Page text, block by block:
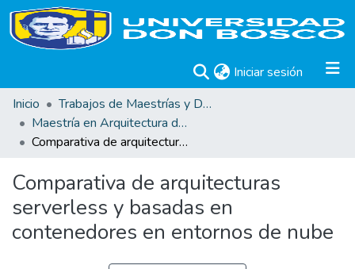
Iniciar sesión (current)
Inicio
Trabajos de Maestrías y Doctorados
Maestría en Arquitectura de Software
Comparativa de arquitecturas serverless y basadas en contenedores en entornos de nube
Comparativa de arquitecturas
serverless y basadas en
contenedores en entornos de nube